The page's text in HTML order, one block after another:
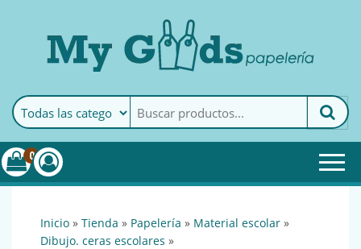
MyGoods · PapeleríaMy Goods es tu papelería
online de confianza. Podrás
encontrar todo lo necesario
0
inicio » tienda » papelería » material escolar »
dibujo. ceras escolares »